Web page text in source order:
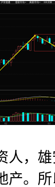
，雄
产。